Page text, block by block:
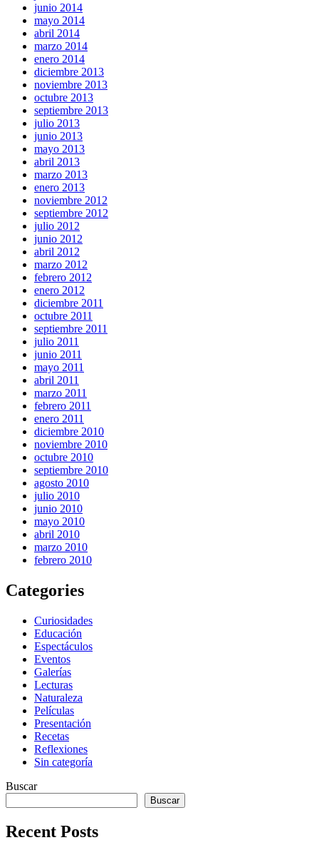
junio 2014
mayo 2014
abril 2014
marzo 2014
enero 2014
diciembre 2013
noviembre 2013
octubre 2013
septiembre 2013
julio 2013
junio 2013
mayo 2013
abril 2013
marzo 2013
enero 2013
noviembre 2012
septiembre 2012
julio 2012
junio 2012
abril 2012
marzo 2012
febrero 2012
enero 2012
diciembre 2011
octubre 2011
septiembre 2011
julio 2011
junio 2011
mayo 2011
abril 2011
marzo 2011
febrero 2011
enero 2011
diciembre 2010
noviembre 2010
octubre 2010
septiembre 2010
agosto 2010
julio 2010
junio 2010
mayo 2010
abril 2010
marzo 2010
febrero 2010
Categories
Curiosidades
Educación
Espectáculos
Eventos
Galerías
Lecturas
Naturaleza
Películas
Presentación
Recetas
Reflexiones
Sin categoría
Buscar
Buscar
Recent Posts